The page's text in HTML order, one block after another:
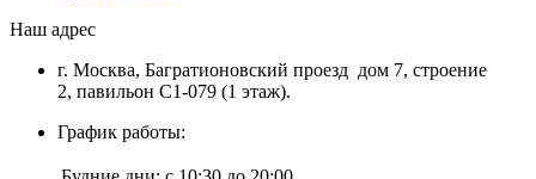
Наш адрес
г. Москва, Багратионовский проезд дом 7, строение
2, павильон С1-079 (1 этаж).
График работы: